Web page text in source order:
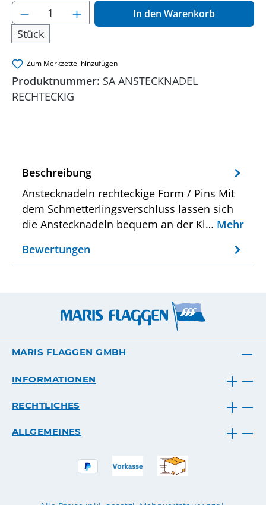
Produkt Anzahl: Gib den gewünschten
Stück
In den Warenkorb
Zum Merkzettel hinzufügen
Produktnummer: SA ANSTECKNADEL
RECHTECKIG
Beschreibung
Anstecknadeln rechteckige Form / Pins Mit
dem Schmetterlingsverschluss lassen sich
die Anstecknadeln bequem an der Kl… Mehr
Bewertungen
MARIS FLAGGEN GMBH
INFORMATIONEN
RECHTLICHES
ALLGEMEINES